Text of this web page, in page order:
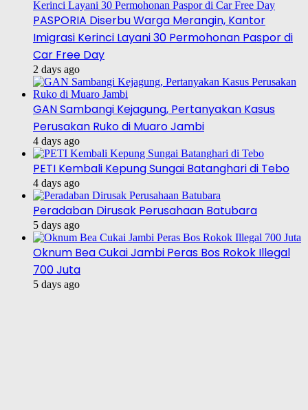
PASPORIA Diserbu Warga Merangin, Kantor
Imigrasi Kerinci Layani 30 Permohonan Paspor di
Car Free Day
2 days ago
GAN Sambangi Kejagung, Pertanyakan Kasus
Perusakan Ruko di Muaro Jambi
4 days ago
PETI Kembali Kepung Sungai Batanghari di Tebo
4 days ago
Peradaban Dirusak Perusahaan Batubara
5 days ago
Oknum Bea Cukai Jambi Peras Bos Rokok Illegal
700 Juta
5 days ago